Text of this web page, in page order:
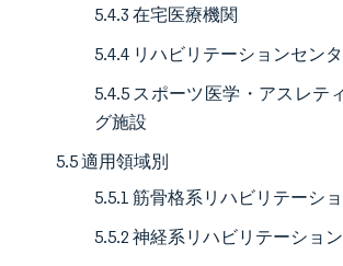
5.4.3 在宅医療機関
5.4.4 リハビリテーションセン
5.4.5 スポーツ医学・アスレテ
グ施設
5.5 適用領域別
5.5.1 筋骨格系リハビリテーシ
5.5.2 神経系リハビリテーション